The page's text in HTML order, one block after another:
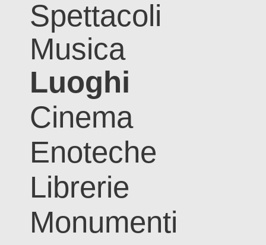
Spettacoli
Musica
Luoghi
Cinema
Enoteche
Librerie
Monumenti